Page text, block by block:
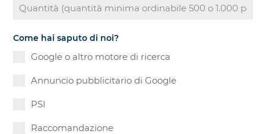
Come hai saputo di noi?
Google o altro motore di ricerca
Annuncio pubblicitario di Google
PSI
Raccomandazione